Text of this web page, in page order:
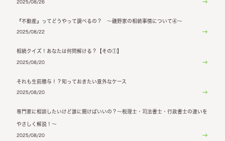
2025/08/26
『不動産』ってどうやって調べるの？ ～磯野家の相続事情について④～
2025/08/22
相続クイズ！あなたは何問解ける？【その①】
2025/08/20
それも生前贈与！？知っておきたい意外なケース
2025/08/20
専門家に相談したいけど誰に聞けばいいの？～税理士・司法書士・行政書士の違いを
やさしく解説！～
2025/08/20